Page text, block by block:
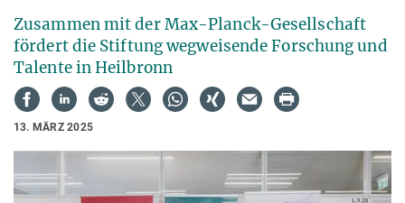
Zusammen mit der Max-Planck-Gesellschaft
fördert die Stiftung wegweisende Forschung und
Talente in Heilbronn
13. MÄRZ 2025